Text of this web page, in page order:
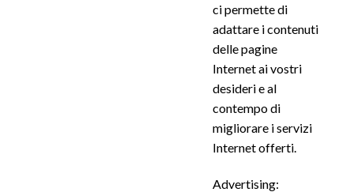
ci permette di
adattare i contenuti
delle pagine
Internet ai vostri
desideri e al
contempo di
migliorare i servizi
Internet offerti.
Advertising: